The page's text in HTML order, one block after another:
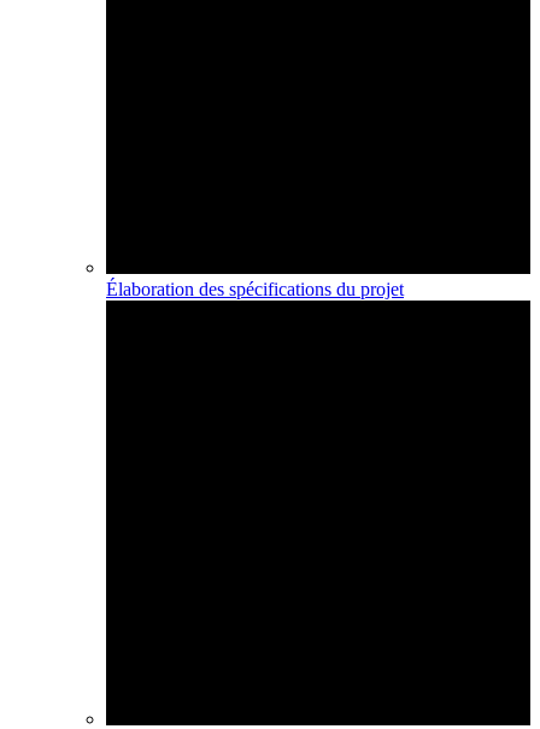
Élaboration des spécifications du projet